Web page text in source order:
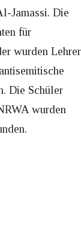
Jamassi. Die
für
wurden Lehrer
Die Schüler
wurden